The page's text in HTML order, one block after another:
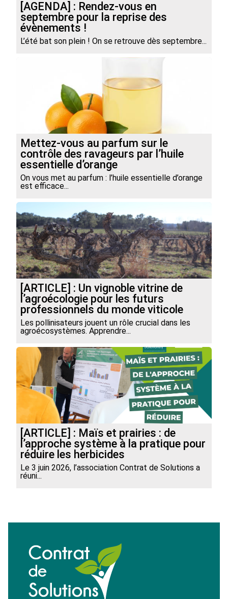
[AGENDA] : Rendez-vous en
septembre pour la reprise des
évènements !
L’été bat son plein ! On se retrouve dès septembre...
Mettez-vous au parfum sur le
contrôle des ravageurs par l’huile
essentielle d’orange
On vous met au parfum : l’huile essentielle d’orange
est efficace...
[ARTICLE] : Un vignoble vitrine de
l’agroécologie pour les futurs
professionnels du monde viticole
Les pollinisateurs jouent un rôle crucial dans les
agroécosystèmes. Apprendre...
[ARTICLE] : Maïs et prairies : de
l’approche système à la pratique pour
réduire les herbicides
Le 3 juin 2026, l’association Contrat de Solutions a
réuni...